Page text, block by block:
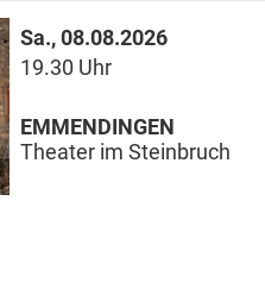
Sa., 08.08.2026
19.30 Uhr
EMMENDINGEN
Theater im Steinbruch